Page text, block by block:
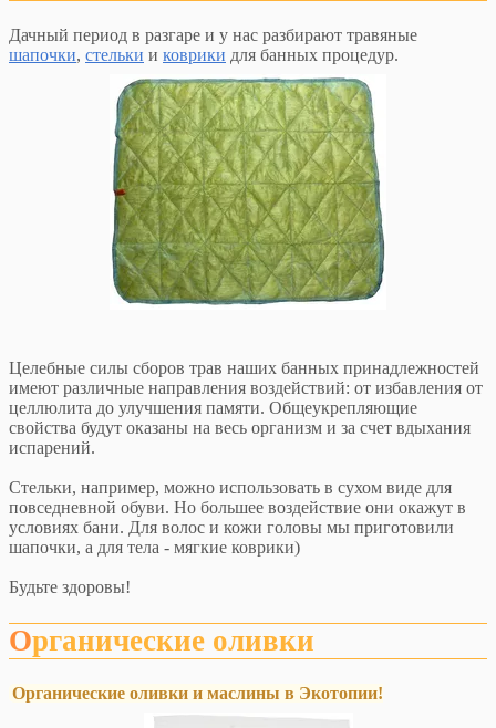
Дачный период в разгаре и у нас разбирают травяные
шапочки, стельки и коврики для банных процедур.
Целебные силы сборов трав наших банных принадлежностей
имеют различные направления воздействий: от избавления от
целлюлита до улучшения памяти. Общеукрепляющие
свойства будут оказаны на весь организм и за счет вдыхания
испарений.
Стельки, например, можно использовать в сухом виде для
повседневной обуви. Но большее воздействие они окажут в
условиях бани. Для волос и кожи головы мы приготовили
шапочки, а для тела - мягкие коврики)
Будьте здоровы!
Органические оливки
Органические оливки и маслины в Экотопии!